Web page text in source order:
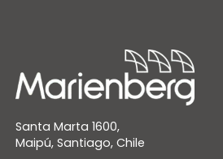
Santa Marta 1600,
Maipú, Santiago, Chile